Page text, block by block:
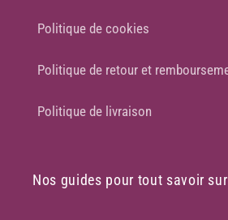
Politique de cookies
Politique de retour et
Politique de livraison
Nos guides pour tout savoir